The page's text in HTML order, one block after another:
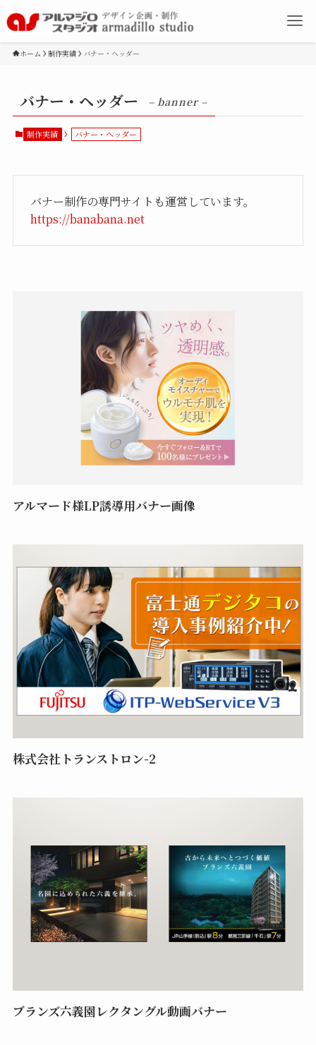
ホーム 制作実績 バナー・ヘッダー
バナー・ヘッダー – banner –
制作実績 バナー・ヘッダー
バナー制作の専門サイトも運営しています。
https://banabana.net
アルマード様LP誘導用バナー画像
株式会社トランストロン-2
ブランズ六義園レクタングル動画バナー